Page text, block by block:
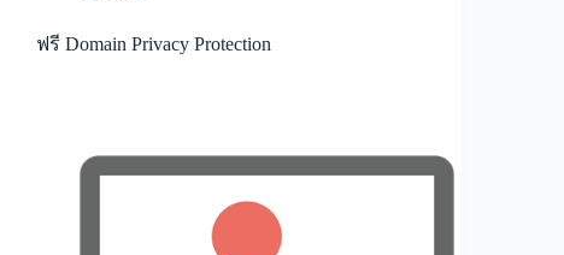
ฟรี Domain Privacy Protection